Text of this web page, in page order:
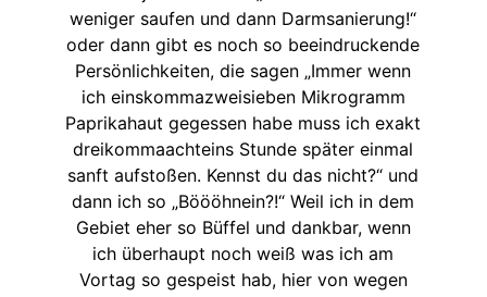
weniger saufen und dann Darmsanierung!“
oder dann gibt es noch so beeindruckende
Persönlichkeiten, die sagen „Immer wenn
ich einskommazweisieben Mikrogramm
Paprikahaut gegessen habe muss ich exakt
dreikommaachteins Stunde später einmal
sanft aufstoßen. Kennst du das nicht?“ und
dann ich so „Böööhnein?!“ Weil ich in dem
Gebiet eher so Büffel und dankbar, wenn
ich überhaupt noch weiß was ich am
Vortag so gespeist hab, hier von wegen